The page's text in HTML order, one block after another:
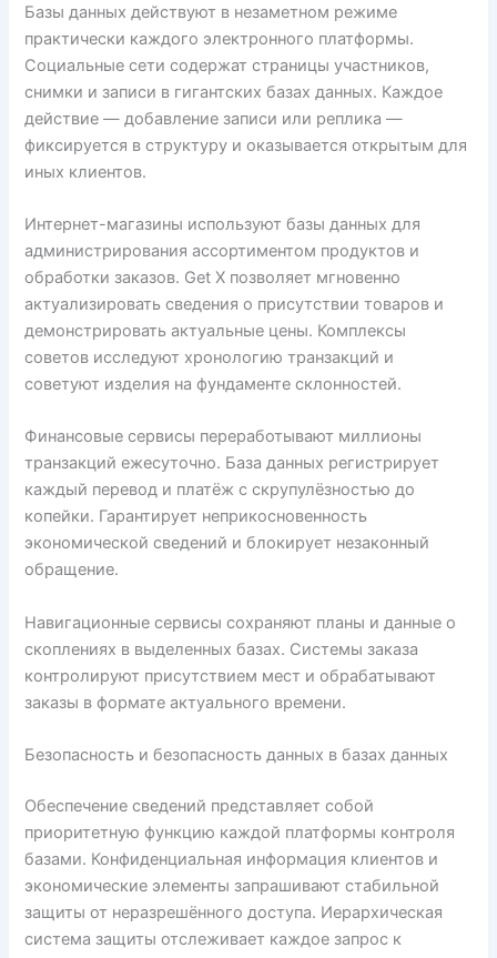
Базы данных действуют в незаметном режиме
практически каждого электронного платформы.
Социальные сети содержат страницы участников,
снимки и записи в гигантских базах данных. Каждое
действие — добавление записи или реплика —
фиксируется в структуру и оказывается открытым для
иных клиентов.
Интернет-магазины используют базы данных для
администрирования ассортиментом продуктов и
обработки заказов. Get X позволяет мгновенно
актуализировать сведения о присутствии товаров и
демонстрировать актуальные цены. Комплексы
советов исследуют хронологию транзакций и
советуют изделия на фундаменте склонностей.
Финансовые сервисы переработывают миллионы
транзакций ежесуточно. База данных регистрирует
каждый перевод и платёж с скрупулёзностью до
копейки. Гарантирует неприкосновенность
экономической сведений и блокирует незаконный
обращение.
Навигационные сервисы сохраняют планы и данные о
скоплениях в выделенных базах. Системы заказа
контролируют присутствием мест и обрабатывают
заказы в формате актуального времени.
Безопасность и безопасность данных в базах данных
Обеспечение сведений представляет собой
приоритетную функцию каждой платформы контроля
базами. Конфиденциальная информация клиентов и
экономические элементы запрашивают стабильной
защиты от неразрешённого доступа. Иерархическая
система защиты отслеживает каждое запрос к